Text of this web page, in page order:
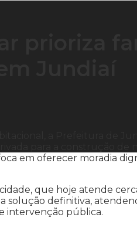
em oferecer moradia
que hoje atende
solução definitiva,
intervenção pública.